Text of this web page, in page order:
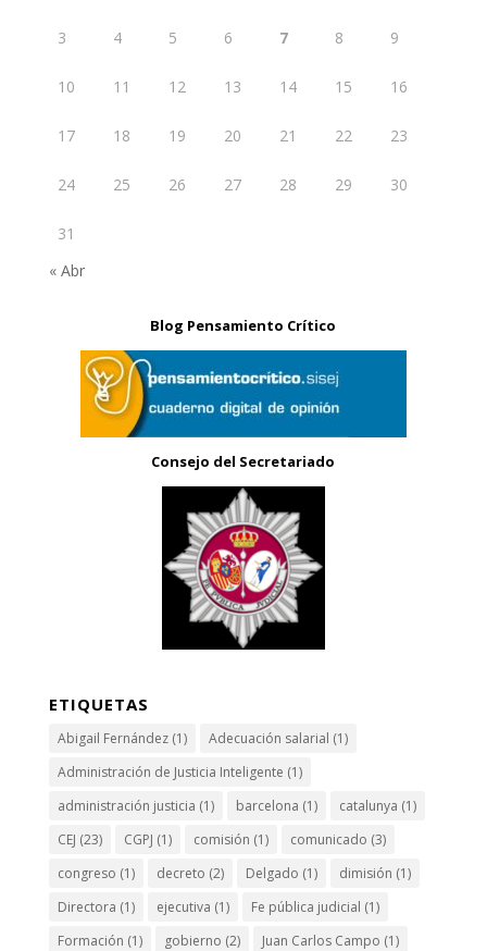
3 4 5 6 7 8 9
10 11 12 13 14 15 16
17 18 19 20 21 22 23
24 25 26 27 28 29 30
31
« Abr
Blog Pensamiento Crítico
Consejo del Secretariado
ETIQUETAS
Abigail Fernández(1) Adecuación salarial (1)
Administración de Justicia Inteligente (1)
administración justicia (1) barcelona (1) catalunya (1)
CEJ (23) CGPJ (1) comisión (1) comunicado (3)
congreso (1) decreto (2) Delgado (1) dimisión (1)
Directora (1) ejecutiva (1) Fe pública judicial (1)
Formación (1) gobierno (2) Juan Carlos Campo (1)